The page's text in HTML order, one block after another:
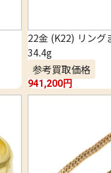
22金 (K22) リング
34.4g
参考買取価格
941,200円